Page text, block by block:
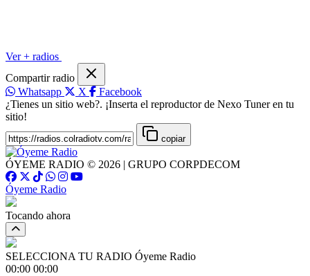
Ver + radios
Compartir radio
Whatsapp
X
Facebook
¿Tienes un sitio web?. ¡Inserta el reproductor de Nexo Tuner en tu
sitio!
copiar
ÓYEME RADIO © 2026 | GRUPO CORPDECOM
Óyeme Radio
Tocando ahora
SELECCIONA TU RADIO Óyeme Radio
00:00 00:00